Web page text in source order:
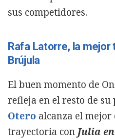
sus competidores.
Rafa Latorre, la mejor
Brújula
El buen momento de
refleja en el resto de
Otero alcanza el mejor
trayectoria con Julia